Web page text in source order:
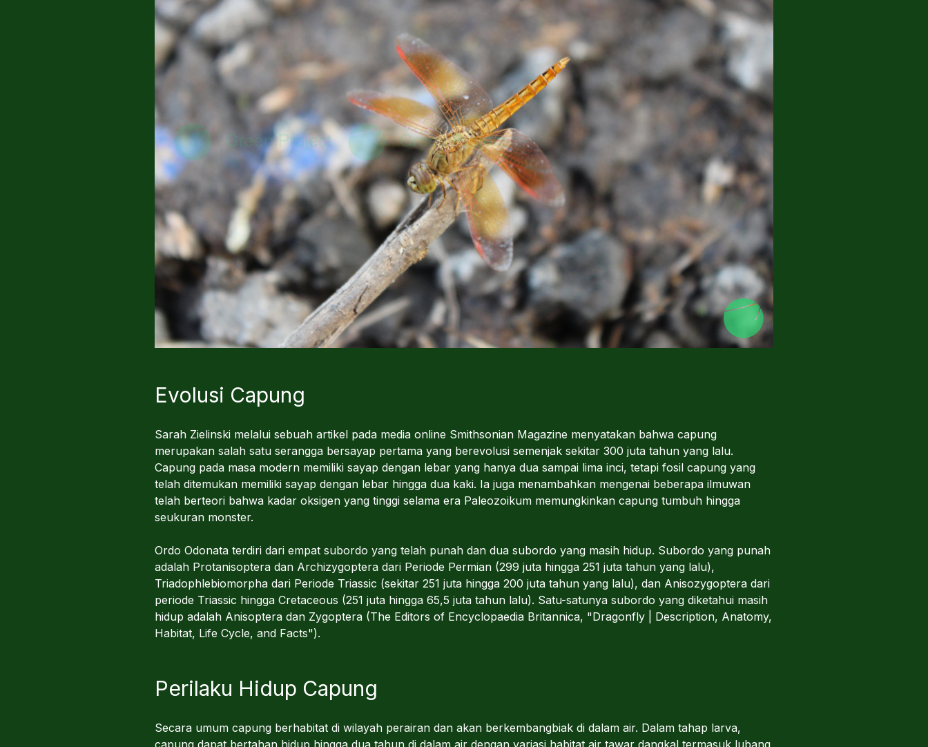
Evolusi Capung
Sarah Zielinski melalui sebuah artikel pada media online Smithsonian Magazine menyatakan bahwa capung
merupakan salah satu serangga bersayap pertama yang berevolusi semenjak sekitar 300 juta tahun yang lalu.
Capung pada masa modern memiliki sayap dengan lebar yang hanya dua sampai lima inci, tetapi fosil capung yang
telah ditemukan memiliki sayap dengan lebar hingga dua kaki. Ia juga menambahkan mengenai beberapa ilmuwan
telah berteori bahwa kadar oksigen yang tinggi selama era Paleozoikum memungkinkan capung tumbuh hingga
seukuran monster.
Ordo Odonata terdiri dari empat subordo yang telah punah dan dua subordo yang masih hidup. Subordo yang punah
adalah Protanisoptera dan Archizygoptera dari Periode Permian (299 juta hingga 251 juta tahun yang lalu),
Triadophlebiomorpha dari Periode Triassic (sekitar 251 juta hingga 200 juta tahun yang lalu), dan Anisozygoptera dari
periode Triassic hingga Cretaceous (251 juta hingga 65,5 juta tahun lalu). Satu-satunya subordo yang diketahui masih
hidup adalah Anisoptera dan Zygoptera (The Editors of Encyclopaedia Britannica, "Dragonfly | Description, Anatomy,
Habitat, Life Cycle, and Facts").
Perilaku Hidup Capung
Secara umum capung berhabitat di wilayah perairan dan akan berkembangbiak di dalam air. Dalam tahap larva,
capung dapat bertahan hidup hingga dua tahun di dalam air dengan variasi habitat air tawar dangkal termasuk lubang